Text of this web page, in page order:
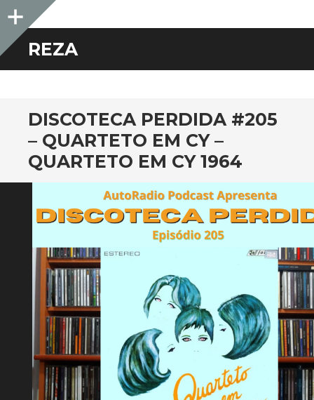
Sidebar
REZA
DISCOTECA PERDIDA #205
– QUARTETO EM CY –
QUARTETO EM CY 1964